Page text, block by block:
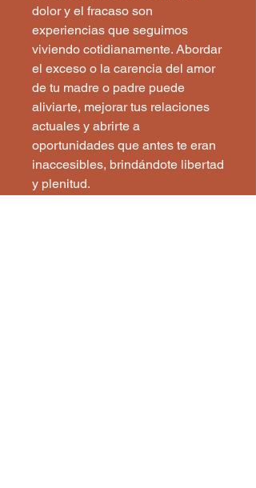
dolor y el fracaso son
experiencias que seguimos
viviendo cotidianamente. Abordar
el exceso o la carencia del amor
de tu madre o padre puede
aliviarte, mejorar tus relaciones
actuales y abrirte a
oportunidades que antes te eran
inaccesibles, brindándote libertad
y plenitud.